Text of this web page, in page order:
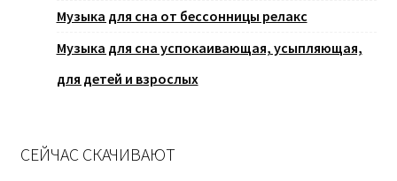
Музыка для сна от бессонницы релакс
Музыка для сна успокаивающая, усыпляющая,
для детей и взрослых
СЕЙЧАС СКАЧИВАЮТ